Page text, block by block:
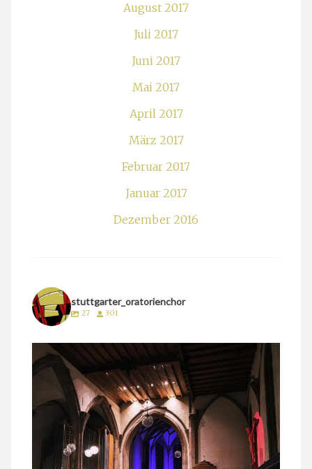
August 2017
Juli 2017
Juni 2017
Mai 2017
April 2017
März 2017
Februar 2017
Januar 2017
Dezember 2016
stuttgarter_oratorienchor
27 301
stuttgarter_oratorienchor
März 24